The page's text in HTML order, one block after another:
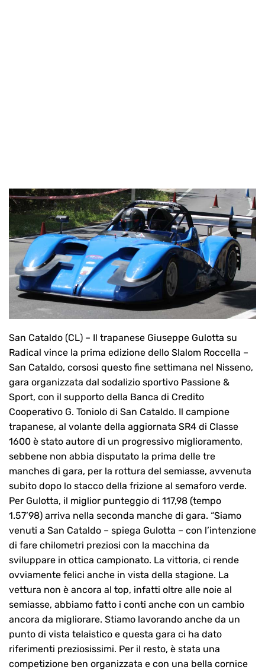
San Cataldo (CL) – Il trapanese Giuseppe Gulotta su
Radical vince la prima edizione dello Slalom Roccella –
San Cataldo, corsosi questo fine settimana nel Nisseno,
gara organizzata dal sodalizio sportivo Passione &
Sport, con il supporto della Banca di Credito
Cooperativo G. Toniolo di San Cataldo. Il campione
trapanese, al volante della aggiornata SR4 di Classe
1600 è stato autore di un progressivo miglioramento,
sebbene non abbia disputato la prima delle tre
manches di gara, per la rottura del semiasse, avvenuta
subito dopo lo stacco della frizione al semaforo verde.
Per Gulotta, il miglior punteggio di 117,98 (tempo
1.57’98) arriva nella seconda manche di gara. “Siamo
venuti a San Cataldo – spiega Gulotta – con l’intenzione
di fare chilometri preziosi con la macchina da
sviluppare in ottica campionato. La vittoria, ci rende
ovviamente felici anche in vista della stagione. La
vettura non è ancora al top, infatti oltre alle noie al
semiasse, abbiamo fatto i conti anche con un cambio
ancora da migliorare. Stiamo lavorando anche da un
punto di vista telaistico e questa gara ci ha dato
riferimenti preziosissimi. Per il resto, è stata una
competizione ben organizzata e con una bella cornice